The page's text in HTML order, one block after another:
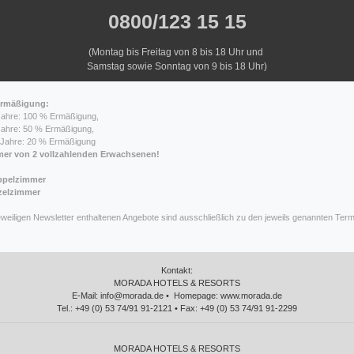
0800/123 15 15
(Montag bis Freitag von 8 bis 18 Uhr und
Samstag sowie Sonntag von 9 bis 18 Uhr)
100 % Ermäßigung,
50 % Ermäßigung,
20 % Ermäßigung
von 2 vollzahlenden Erwachsenen!
Newsletter enthaltenen Angebote sind ausschließlich zu den jeweils genannten
Kontakt:
MORADA HOTELS & RESORTS
E-Mail: info@morada.de • Homepage: www.morada.de
Tel.: +49 (0) 53 74/91 91-2121 • Fax: +49 (0) 53 74/91 91-2299
MORADA HOTELS & RESORTS